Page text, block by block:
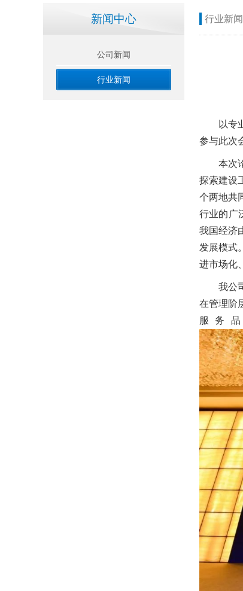
新闻中心
公司新闻
行业新闻
行业新闻
以专
参与此次
本次
探索建设
个两地共
行业的广
我国经济
发展模式
进市场化
我公
在管理阶
服务